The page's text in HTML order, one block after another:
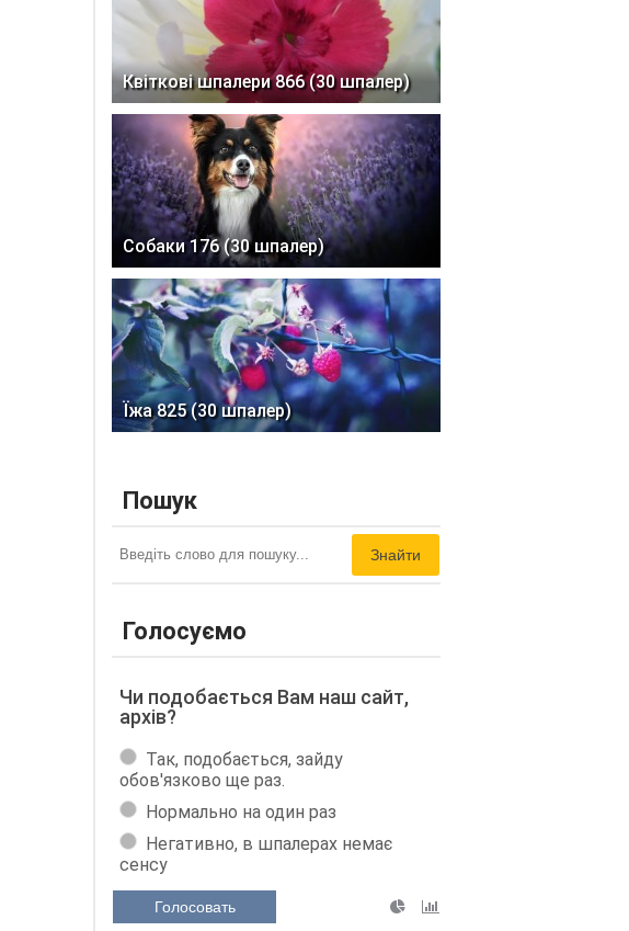
Квіткові шпалери 866 (30 шпалер)
Собаки 176 (30 шпалер)
Їжа 825 (30 шпалер)
Пошук
Знайти
Голосуємо
Чи подобається Вам наш сайт,
архів?
Так, подобається, зайду
обов'язково ще раз.
Нормально на один раз
Негативно, в шпалерах немає
сенсу
Голосовать